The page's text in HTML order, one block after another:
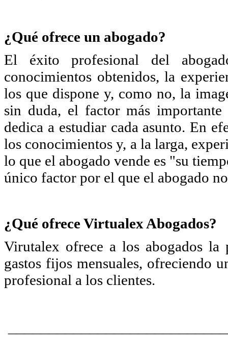
¿Qué ofrece un abogado?
El éxito profesional del
conocimientos obtenidos, la
los que dispone y, como no, la
sin duda, el factor más
dedica a estudiar cada asunto. En
los conocimientos y, a la larga,
lo que el abogado vende es "su
único factor por el que el abogado
¿Qué ofrece Virtualex Abogados?
Virutalex ofrece a los abogados la
gastos fijos mensuales, ofreciendo
profesional a los clientes.